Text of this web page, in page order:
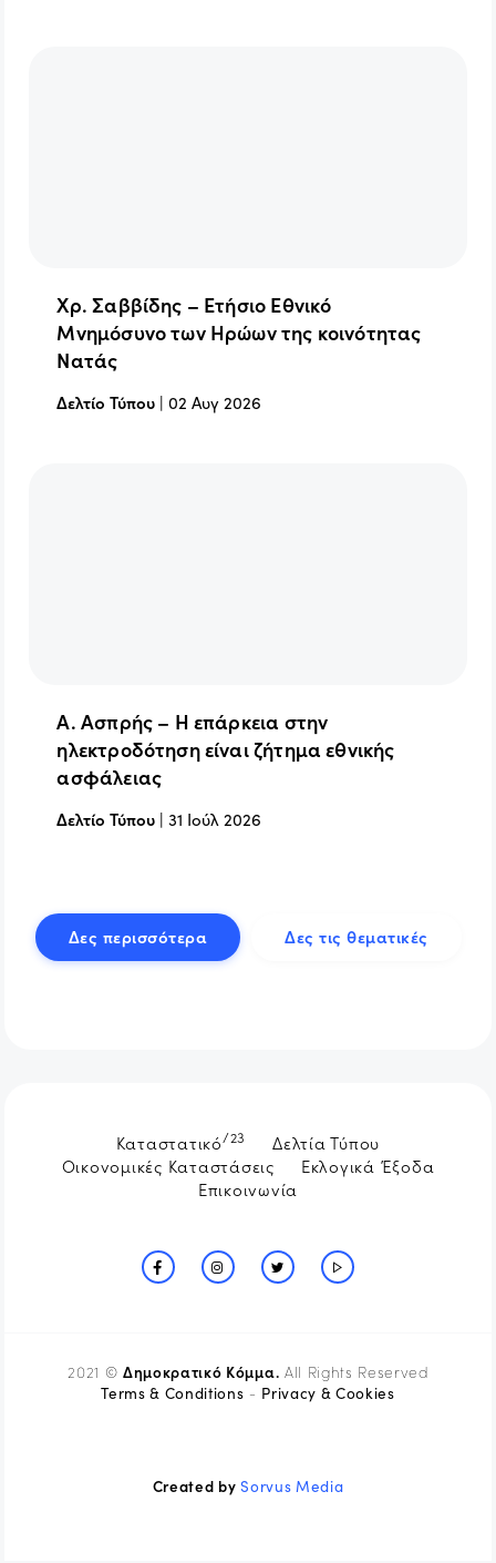
Χρ. Σαββίδης – Ετήσιο Εθνικό
Μνημόσυνο των Ηρώων της κοινότητας
Νατάς
Δελτίο Τύπου |02 Αυγ 2026
Α. Ασπρής – Η επάρκεια στην
ηλεκτροδότηση είναι ζήτημα εθνικής
ασφάλειας
Δελτίο Τύπου |31 Ιούλ 2026
Δες περισσότερα Δες τις θεματικές
Καταστατικό/23
Δελτία Τύπου
Οικονομικές Καταστάσεις
Εκλογικά Έξοδα
Επικοινωνία
2021 ©Δημοκρατικό Κόμμα. All Rights Reserved
Terms & Conditions - Privacy & Cookies
Created bySorvus Media